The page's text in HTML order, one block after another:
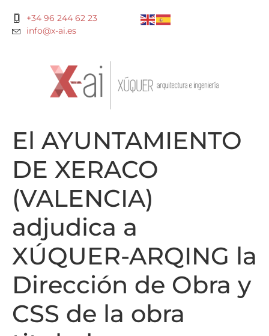
+34 96 244 62 23
info@x-ai.es
El AYUNTAMIENTO
DE XERACO
(VALENCIA)
adjudica a
XÚQUER-ARQING la
Dirección de Obra y
CSS de la obra